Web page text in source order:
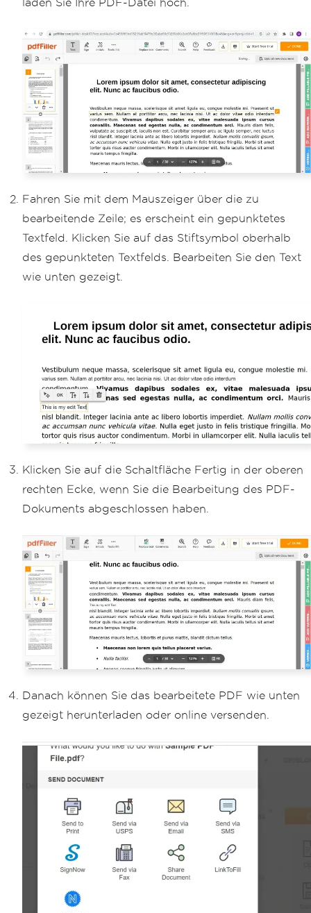
Fahren Sie mit dem Mauszeiger über die zu
bearbeitende Zeile; es erscheint ein gepunktetes
Textfeld. Klicken Sie auf das Stiftsymbol oberhalb
des gepunkteten Textfelds. Bearbeiten Sie den Text
wie unten gezeigt.
Klicken Sie auf die Schaltfläche Fertig in der oberen
rechten Ecke, wenn Sie die Bearbeitung des PDF-
Dokuments abgeschlossen haben.
Danach können Sie das bearbeitete PDF wie unten
gezeigt herunterladen oder online versenden.